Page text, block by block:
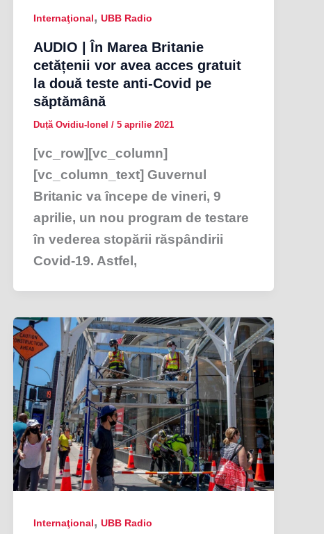
Internaţional, UBB Radio
AUDIO | În Marea Britanie
cetățenii vor avea acces gratuit
la două teste anti-Covid pe
săptămână
Duță Ovidiu-Ionel / 5 aprilie 2021
[vc_row][vc_column]
[vc_column_text] Guvernul
Britanic va începe de vineri, 9
aprilie, un nou program de testare
în vederea stopării răspândirii
Covid-19. Astfel,
Internaţional, UBB Radio